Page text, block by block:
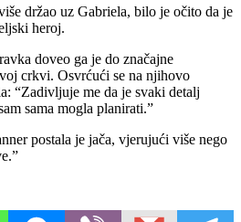
držao uz Gabriela, bilo je očito da je
heroj.
doveo ga je do značajne
crkvi. Osvrćući se na njihovo
“Zadivljuje me da je svaki detalj
sama mogla planirati.”
postala je jača, vjerujući više nego